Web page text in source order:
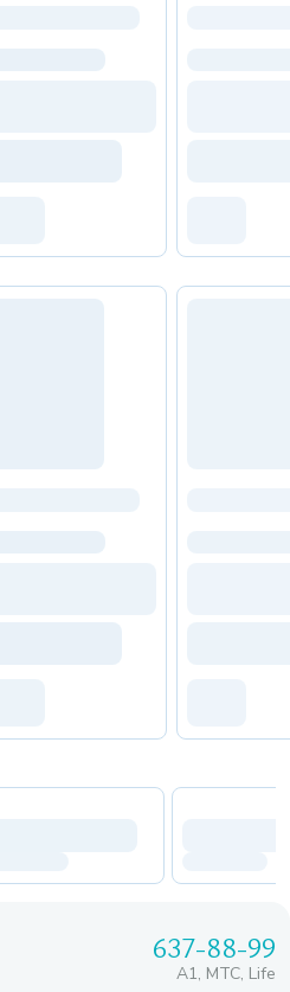
637-88-99
A1, МТС, Life